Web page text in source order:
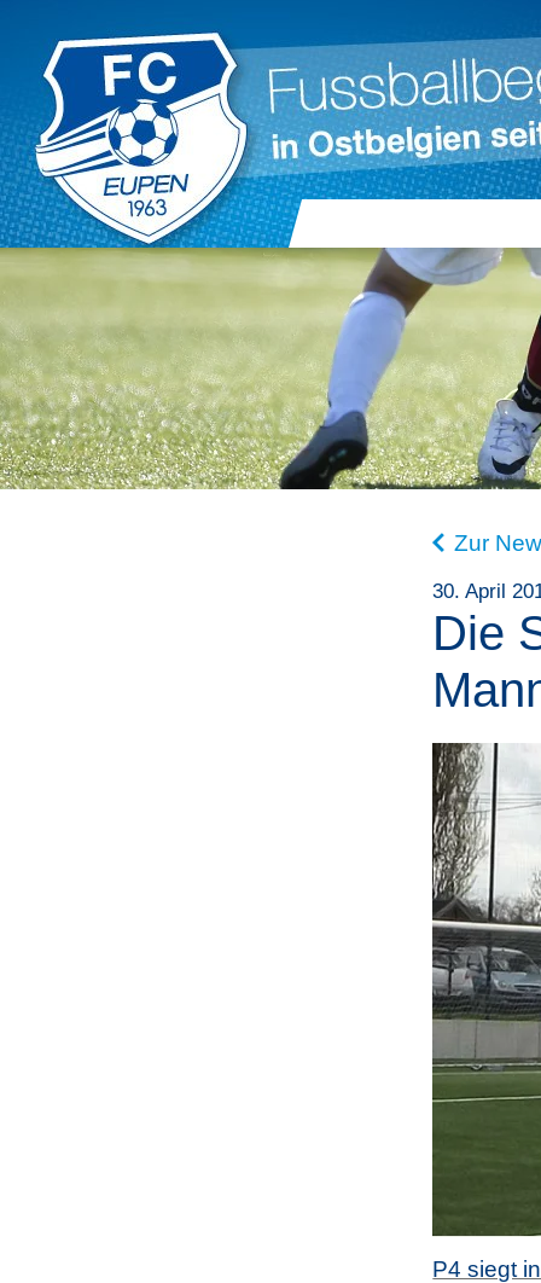
Zur
30. April
Die
P4 siegt